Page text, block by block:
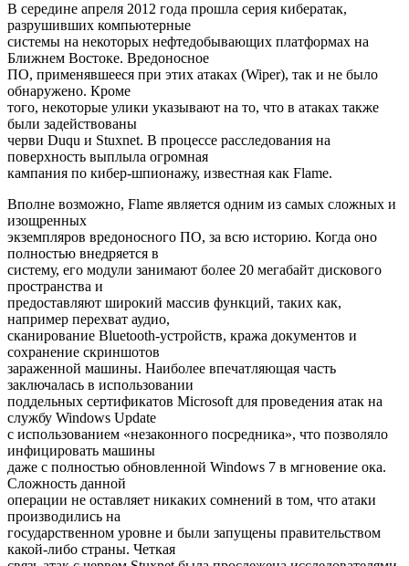
В середине апреля 2012 года прошла серия кибератак,
разрушивших компьютерные
системы на некоторых нефтедобывающих платформах на
Ближнем Востоке. Вредоносное
ПО, применявшееся при этих атаках (Wiper), так и не было
обнаружено. Кроме
того, некоторые улики указывают на то, что в атаках также
были задействованы
черви Duqu и Stuxnet. В процессе расследования на
поверхность выплыла огромная
кампания по кибер-шпионажу, известная как Flame.
Вполне возможно, Flame является одним из самых сложных и
изощренных
экземпляров вредоносного ПО, за всю историю. Когда оно
полностью внедряется в
систему, его модули занимают более 20 мегабайт дискового
пространства и
предоставляют широкий массив функций, таких как,
например перехват аудио,
сканирование Bluetooth-устройств, кража документов и
сохранение скриншотов
зараженной машины. Наиболее впечатляющая часть
заключалась в использовании
поддельных сертификатов Microsoft для проведения атак на
службу Windows Update
с использованием «незаконного посредника», что позволяло
инфицировать машины
даже с полностью обновленной Windows 7 в мгновение ока.
Сложность данной
операции не оставляет никаких сомнений в том, что атаки
производились на
государственном уровне и были запущены правительством
какой-либо страны. Четкая